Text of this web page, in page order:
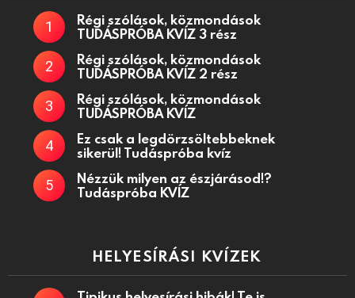
Régi szólások, közmondások
TUDÁSPRÓBA KVÍZ 3 rész
Régi szólások, közmondások
TUDÁSPRÓBA KVÍZ 2 rész
Régi szólások, közmondások
TUDÁSPRÓBA KVÍZ
Ez csak a legdörzsöltebbeknek
sikerül! Tudáspróba kvíz
Nézzük milyen az észjárásod!?
Tudáspróba KVÍZ
HELYESÍRÁSI KVÍZEK